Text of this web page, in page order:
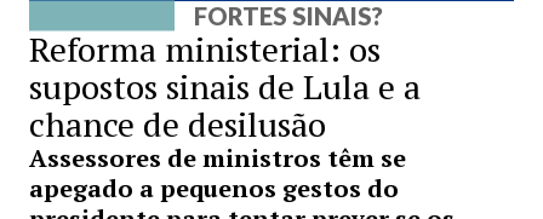
FORTES SINAIS?
Reforma ministerial: os
supostos sinais de Lula e a
chance de desilusão
Assessores de ministros têm se
apegado a pequenos gestos do